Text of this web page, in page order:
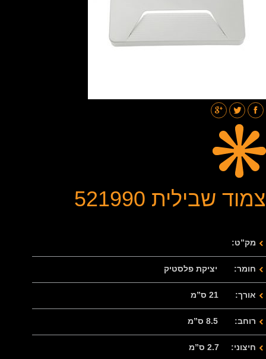
צמוד שבילית 521990
מק”ט:
חומר: יציקת פלסטיק
אורך: 21 ס”מ
רוחב: 8.5 ס”מ
חיצוני: 2.7 ס”מ